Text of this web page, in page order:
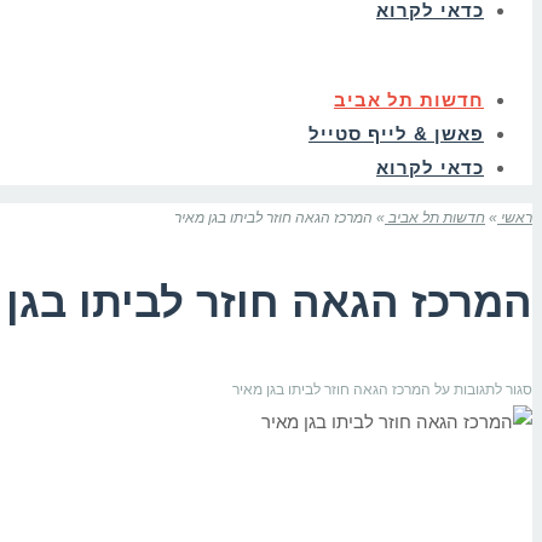
כדאי לקרוא
חדשות תל אביב
פאשן & לייף סטייל
כדאי לקרוא
ראשי » חדשות תל אביב » המרכז הגאה חוזר לביתו בגן מאיר
המרכז הגאה חוזר לביתו
סגור לתגובות על המרכז הגאה חוזר לביתו בגן מאיר